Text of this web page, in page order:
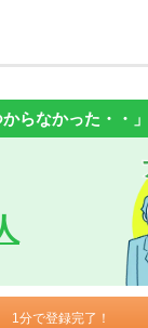
らなかった・・」
1分で登録完了！